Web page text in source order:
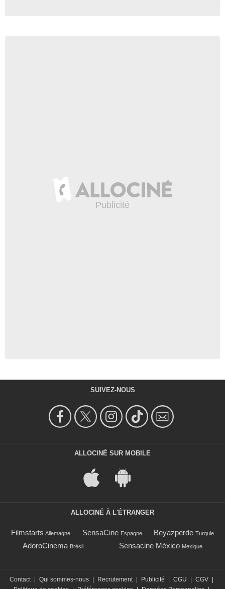
SUIVEZ-NOUS
ALLOCINÉ SUR MOBILE
ALLOCINÉ À L'ÉTRANGER
Filmstarts Allemagne SensaCine Espagne Beyazperde Turquie
AdoroCinema Brésil Sensacine México Mexique
Contact | Qui sommes-nous | Recrutement | Publicité | CGU | CGV |